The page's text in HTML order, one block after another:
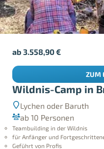
Wildnis-Camp in
Lychen oder Baruth
ab 10 Personen
Teambuilding in der Wildnis
für Anfänger und
Geführt von Profis
ab3.558,90€
ZUM